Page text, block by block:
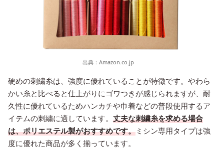
出典： Amazon.co.jp
硬めの刺繍糸は、強度に優れていることが特徴です。やわら
かい糸と比べると仕上がりにゴワつきが感じられますが、耐
久性に優れているためハンカチや巾着などの普段使用するア
イテムの刺繍に適しています。 丈夫な刺繍糸を求める場合
は、ポリエステル製がおすすめです。ミシン専用タイプは強
度に優れた商品が多く揃っています。